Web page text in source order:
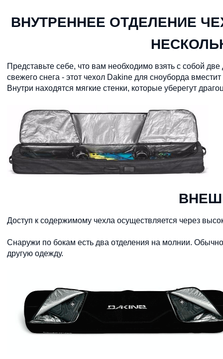
ВНУТРЕННЕЕ ОТДЕЛЕНИЕ
Представьте себе, что вам необходимо взять с собой
свежего снега - этот чехол Dakine для сноуборда
Внутри находятся мягкие стенки, которые уберегут
Доступ к содержимому чехла осуществляется через
Снаружи по бокам есть два отделения на молнии.
другую одежду.